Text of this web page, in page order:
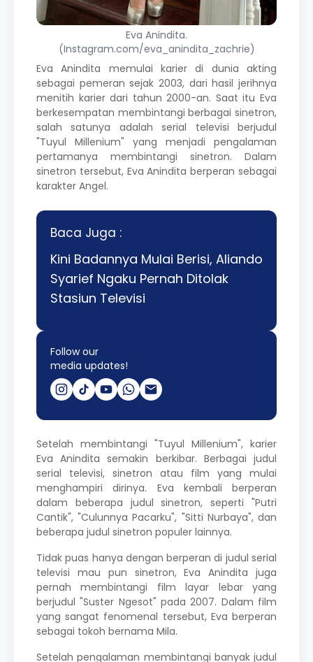
Eva Anindita.
(Instagram.com/eva_anindita_zachrie)
Eva Anindita memulai karier di dunia akting
sebagai pemeran sejak 2003, dari hasil jerihnya
menitih karier dari tahun 2000-an. Saat itu Eva
berkesempatan membintangi berbagai sinetron,
salah satunya adalah serial televisi berjudul
"Tuyul Millenium" yang menjadi pengalaman
pertamanya membintangi sinetron. Dalam
sinetron tersebut, Eva Anindita berperan sebagai
karakter Angel.
Baca Juga :
Kini Badannya Mulai Berisi, Aliando
Syarief Ngaku Pernah Ditolak
Stasiun Televisi
Follow our
media updates!
Setelah membintangi "Tuyul Millenium", karier
Eva Anindita semakin berkibar. Berbagai judul
serial televisi, sinetron atau film yang mulai
menghampiri dirinya. Eva kembali berperan
dalam beberapa judul sinetron, seperti "Putri
Cantik", "Culunnya Pacarku", "Sitti Nurbaya", dan
beberapa judul sinetron populer lainnya.
Tidak puas hanya dengan berperan di judul serial
televisi mau pun sinetron, Eva Anindita juga
pernah membintangi film layar lebar yang
berjudul "Suster Ngesot" pada 2007. Dalam film
yang sangat fenomenal tersebut, Eva berperan
sebagai tokoh bernama Mila.
Setelah pengalaman membintangi banyak judul